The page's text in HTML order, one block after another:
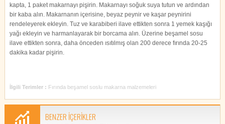
kapta, 1 paket makarnayı pişirin. Makarnayı soğuk suya tutun ve ardından
bir kaba alın. Makarnanın içerisine, beyaz peynir ve kaşar peynirini
rendeleyerek ekleyin. Tuz ve karabiberi ilave ettikten sonra 1 yemek kaşığı
yağı ekleyin ve harmanlayarak bir borcama alın. Üzerine beşamel sosu
ilave ettikten sonra, daha önceden ısıtılmış olan 200 derece fırında 20-25
dakika kadar pişirin.
İlgili Terimler : Fırında beşamel soslu makarna malzemeleri
BENZER İÇERİKLER